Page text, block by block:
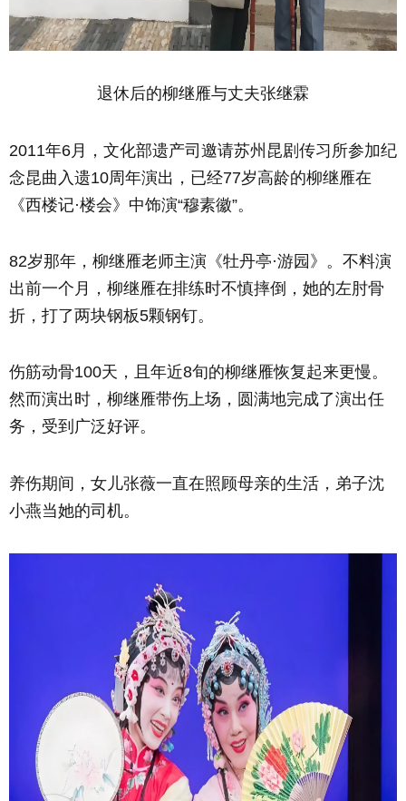
退休后的柳继雁与丈夫张继霖
2011年6月，文化部遗产司邀请苏州昆剧传习所参加纪
念昆曲入遗10周年演出，已经77岁高龄的柳继雁在
《西楼记·楼会》中饰演“穆素徽”。
82岁那年，柳继雁老师主演《牡丹亭·游园》。不料演
出前一个月，柳继雁在排练时不慎摔倒，她的左肘骨
折，打了两块钢板5颗钢钉。
伤筋动骨100天，且年近8旬的柳继雁恢复起来更慢。
然而演出时，柳继雁带伤上场，圆满地完成了演出任
务，受到广泛好评。
养伤期间，女儿张薇一直在照顾母亲的生活，弟子沈
小燕当她的司机。